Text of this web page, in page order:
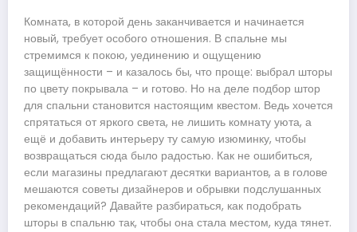
Комната, в которой день заканчивается и начинается
новый, требует особого отношения. В спальне мы
стремимся к покою, уединению и ощущению
защищённости – и казалось бы, что проще: выбрал шторы
по цвету покрывала – и готово. Но на деле подбор штор
для спальни становится настоящим квестом. Ведь хочется
спрятаться от яркого света, не лишить комнату уюта, а
ещё и добавить интерьеру ту самую изюминку, чтобы
возвращаться сюда было радостью. Как не ошибиться,
если магазины предлагают десятки вариантов, а в голове
мешаются советы дизайнеров и обрывки подслушанных
рекомендаций? Давайте разбираться, как подобрать
шторы в спальню так, чтобы она стала местом, куда тянет.